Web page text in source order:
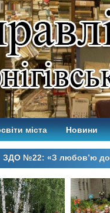
міста Новини
ЗДО №22: «З любов’ю до